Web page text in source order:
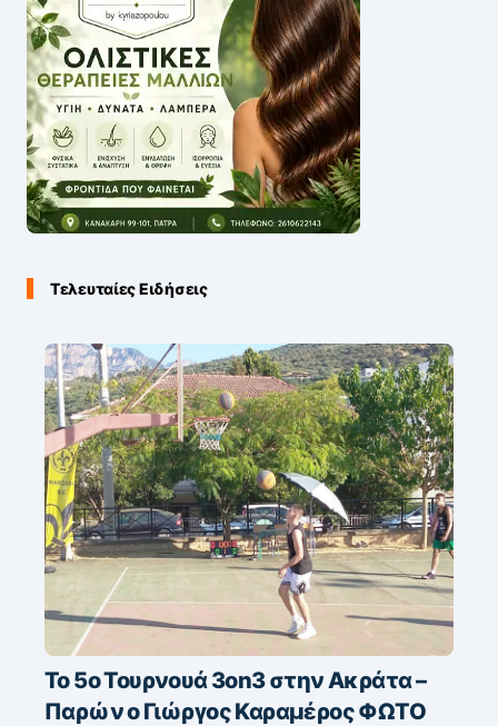
Τελευταίες Ειδήσεις
Το 5ο Τουρνουά 3on3 στην Ακράτα –
Παρών ο Γιώργος Καραμέρος ΦΩΤΟ